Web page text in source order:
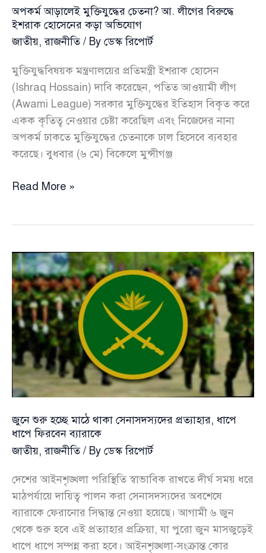
অপকর্ম আড়ালেই মুক্তিযুদ্ধের চেতনা? আ. লীগের বিরুদ্ধে
ইশরাক হোসেনের কড়া অভিযোগ
জাতীয়,রাজনীতি/ By ডেস্ক রিপোর্ট
মুক্তিযুদ্ধবিষয়ক মন্ত্রণালয়ের প্রতিমন্ত্রী ইশরাক হোসেন
(Ishraq Hossain) দাবি করেছেন, পতিত আওয়ামী লীগ
(Awami League) সরকার মুক্তিযুদ্ধের ইতিহাস বিকৃত করে
একক কৃতিত্ব নেওয়ার চেষ্টা করেছিল এবং নিজেদের নানা
অপকর্ম ঢাকতে মুক্তিযুদ্ধের চেতনাকে ঢাল হিসেবে ব্যবহার
করেছে। বুধবার (৬ মে) বিকেলে মুন্সীগঞ্জ
অপকর্ম
আ.
লীগের
বিরুদ্ধে
ইশরাক
হোসেনের
কড়া
অভিযোগ
Read More »
জুনে শুরু হচ্ছে মাঠে থাকা সেনাসদস্যদের প্রত্যাহার, ধাপে
ধাপে ফিরবেন ব্যারাকে
জাতীয়,রাজনীতি/ By ডেস্ক রিপোর্ট
দেশের আইনশৃঙ্খলা পরিস্থিতি স্বাভাবিক রাখতে দীর্ঘ সময় ধরে
মাঠপর্যায়ে দায়িত্ব পালন করা সেনাসদস্যদের অবশেষে
ব্যারাকে ফেরানোর সিদ্ধান্ত নেওয়া হয়েছে। আগামী ৬ জুন
থেকে শুরু হবে এই প্রত্যাহার প্রক্রিয়া, যা পুরো জুন মাসজুড়েই
ধাপে ধাপে সম্পন্ন করা হবে। আইনশৃঙ্খলা-সংক্রান্ত কোর